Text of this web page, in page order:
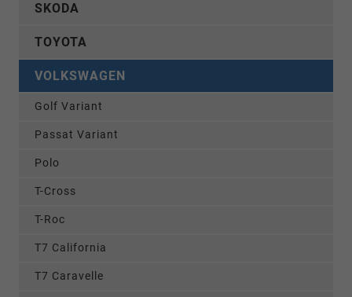
SKODA
TOYOTA
VOLKSWAGEN
Golf Variant
Passat Variant
Polo
T-Cross
T-Roc
T7 California
T7 Caravelle